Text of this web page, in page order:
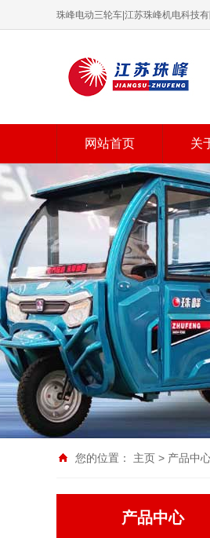
珠峰电动三轮车|江苏珠峰机电科技
网站首页 关
您的位置： 主页 > 产品中
产品中心